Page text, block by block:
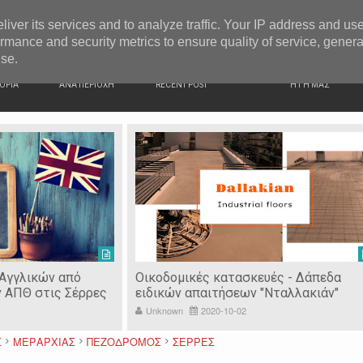
ΑΝΑ ΠΕΡΙΟΧΗ RECENT POST Η ΓΗ ΜΑΣ
από
ΑΠΘ στις Σέρρες
Οικοδομικές κατασκευές - Δάπεδα
ειδικών απαιτήσεων "Νταλλακιάν"
Unknown 2020-10-02
ΜΕΡΑΡΧΙΑΣ ΠΕΖΟΔΡΟΜΟΣ ΣΕΡΡΕΣ
its services and to analyze traffic. Your IP address and
and security metrics to ensure quality of service,